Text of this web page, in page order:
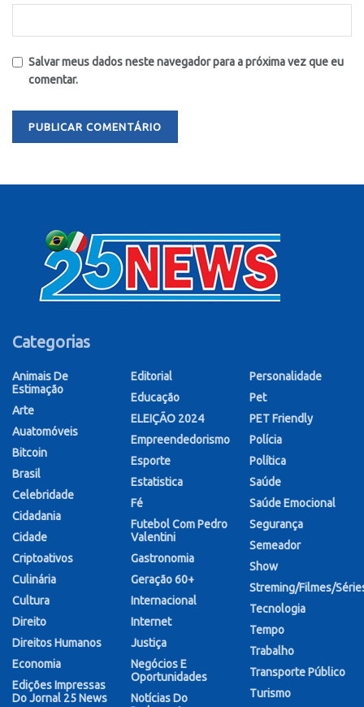
Salvar meus dados neste navegador para a próxima vez que eu
comentar.
Categorias
Animais De
Estimação
Arte
Auatomóveis
Bitcoin
Brasil
Celebridade
Cidadania
Cidade
Criptoativos
Culinária
Cultura
Direito
Direitos Humanos
Economia
Edições Impressas
Do Jornal 25 News
Editorial
Educação
ELEIÇÃO 2024
Empreendedorismo
Esporte
Estatistica
Fé
Futebol Com Pedro
Valentini
Gastronomia
Geração 60+
Internacional
Internet
Justiça
Negócios E
Oportunidades
Notícias Do
Personalidade
Pet
PET Friendly
Polícia
Política
Saúde
Saúde Emocional
Segurança
Semeador
Show
Streming/Filmes/
Tecnologia
Tempo
Trabalho
Transporte Público
Turismo